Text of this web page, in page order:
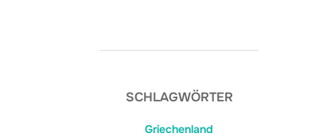
SCHLAGWÖRTER
Griechenland